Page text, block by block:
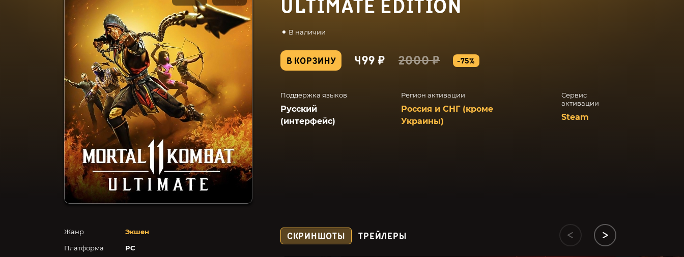
ULTIMATE EDITION
В наличии
В КОРЗИНУ 499 ₽ 2000 ₽ -75%
Поддержка языков
Русский
(интерфейс)
Регион активации
Россия и СНГ (кроме
Украины)
Сервис
активации
Steam
Жанр
Экшен
Платформа
PC
СКРИНШОТЫ ТРЕЙЛЕРЫ